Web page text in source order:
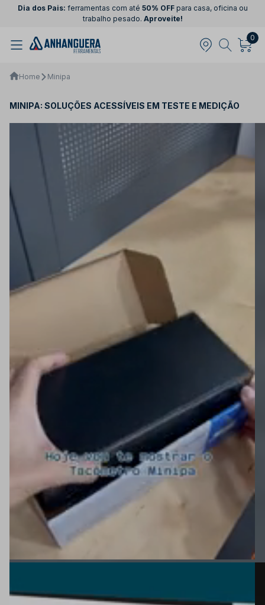
Dia dos Pais: ferramentas com até 50% OFFpara casa, oficina ou
trabalho pesado. Aproveite!
0
Home Minipa
MINIPA: SOLUÇÕES ACESSÍVEIS EM TESTE E MEDIÇÃO